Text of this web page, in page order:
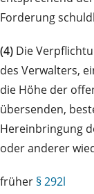
Forderung
(4) Die
des Verwalters,
die Höhe der
übersenden,
Hereinbringung
oder anderer
früher § 292l